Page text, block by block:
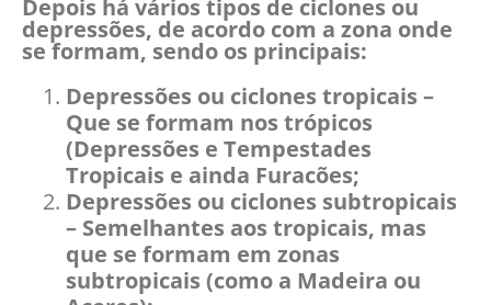
Depois há vários tipos de ciclones ou
depressões, de acordo com a zona onde
se formam, sendo os principais:
Depressões ou ciclones tropicais –
Que se formam nos trópicos
(Depressões e Tempestades
Tropicais e ainda Furacões;
Depressões ou ciclones subtropicais
– Semelhantes aos tropicais, mas
que se formam em zonas
subtropicais (como a Madeira ou